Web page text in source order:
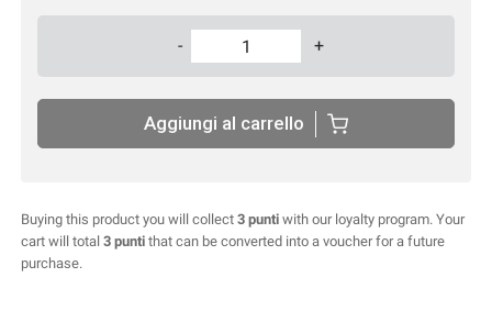
- +
Aggiungi al carrello
Buying this product you will collect3 punti with our loyalty program. Your
cart will total3 punti that can be converted into a voucher for a future
purchase.